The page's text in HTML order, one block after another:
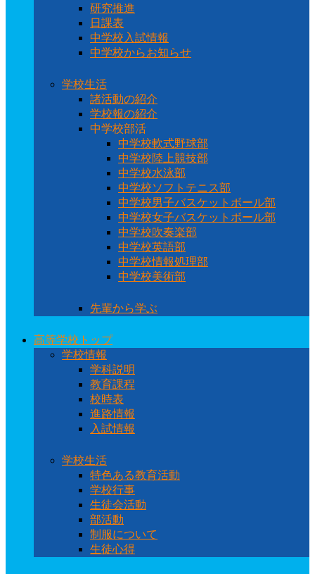
研究推進
日課表
中学校入試情報
中学校からお知らせ
学校生活
諸活動の紹介
学校報の紹介
中学校部活
中学校軟式野球部
中学校陸上競技部
中学校水泳部
中学校ソフトテニス部
中学校男子バスケットボール部
中学校女子バスケットボール部
中学校吹奏楽部
中学校英語部
中学校情報処理部
中学校美術部
先輩から学ぶ
高等学校トップ
学校情報
学科説明
教育課程
校時表
進路情報
入試情報
学校生活
特色ある教育活動
学校行事
生徒会活動
部活動
制服について
生徒心得